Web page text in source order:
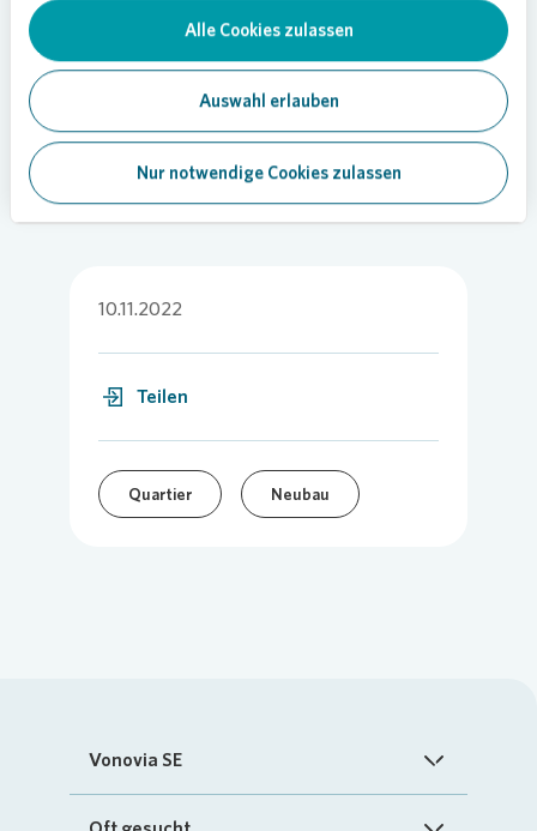
Alle Cookies zulassen
Auswahl erlauben
Nur notwendige Cookies zulassen
der Bauphase so kooperativ und freundlich
verhalten haben. Wir wissen, dass so eine
Baustelle durchaus zu einer Belastung im Alltag
10.11.2022
Teilen
Quartier Neubau
Vonovia SE
Startseite